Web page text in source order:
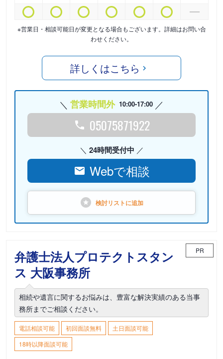
※営業日・相談可能日が変更となる場合もございます。詳細はお問い合
わせください。
詳しくはこちら
営業時間外 10:00-17:00
05075871922
24時間受付中
Webで相談
検討リストに追加
弁護士法人プロテクトスタン
ス 大阪事務所
PR
相続や遺言に関するお悩みは、豊富な解決実績のある当事
務所までご相談ください。
電話相談可能 初回面談無料
土日面談可能
18時以降面談可能